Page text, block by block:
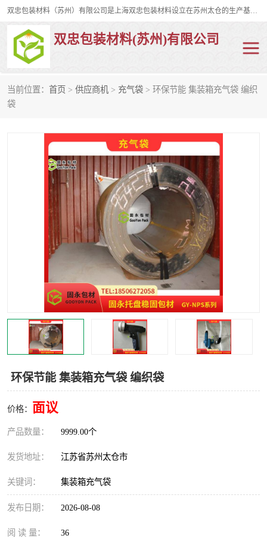
双忠包装材料（苏州）有限公司是上海双忠包装材料设立在苏州太仓的生产基地，占地约2万平米，产品主要有打孔缠绕膜，拉伸蜂窝纸，集装箱充气袋，滑托板，打包带，裹包网兜，防滑纸等箱体和托盘的运输和保护性包材。固永包材®，GooYon Pack®，是我们保护性包装材料的专属品牌。
双忠包装材料(苏州)有限公司
当前位置： 首页 > 供应商机 > 充气袋 > 环保节能 集装箱充气袋 编织
袋
环保节能 集装箱充气袋 编织袋
价格： 面议
产品数量： 9999.00个
发货地址： 江苏省苏州太仓市
关键词： 集装箱充气袋
发布日期： 2026-08-08
阅 读 量： 36
裹包网兜 纤维打包带
充气袋
缠绕膜
托盘裹包网兜
托盘捆绑带